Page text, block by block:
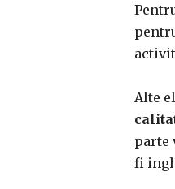
Alte
parte
fi